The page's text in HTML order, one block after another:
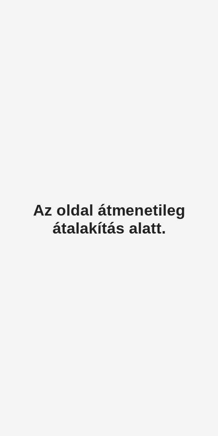
Az oldal átmenetileg
átalakítás alatt.